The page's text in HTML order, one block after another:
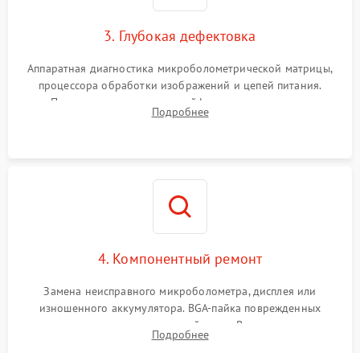
3. Глубокая дефектовка
Аппаратная диагностика микроболометрической матрицы,
процессора обработки изображений и цепей питания.
Проверка целостности шлейфов, модуля памяти и
интерфейсов связи. Выявление сгоревших SMD-компонентов
Подробнее
4. Компонентный ремонт
Замена неисправного микроболометра, дисплея или
изношенного аккумулятора. BGA-пайка поврежденных
контроллеров на материнской плате. Восстановление
разъемов и кнопок, замена поврежденных элементов
Подробнее